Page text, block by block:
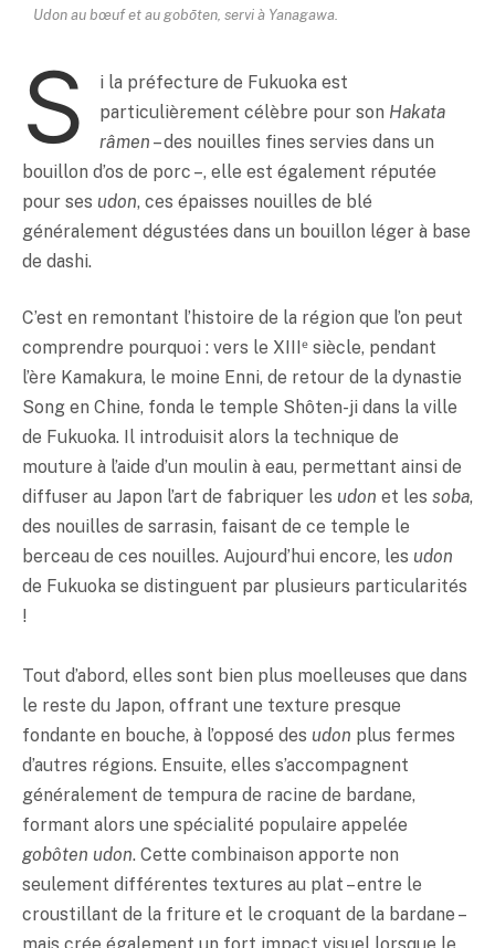
Udon au bœuf et au gobōten, servi à Yanagawa.
S
i la préfecture de Fukuoka est
particulièrement célèbre pour son Hakata
râmen – des nouilles fines servies dans un
bouillon d’os de porc –, elle est également réputée
pour ses udon, ces épaisses nouilles de blé
généralement dégustées dans un bouillon léger à base
de dashi.
C’est en remontant l’histoire de la région que l’on peut
comprendre pourquoi : vers le XIIIᵉ siècle, pendant
l’ère Kamakura, le moine Enni, de retour de la dynastie
Song en Chine, fonda le temple Shôten-ji dans la ville
de Fukuoka. Il introduisit alors la technique de
mouture à l’aide d’un moulin à eau, permettant ainsi de
diffuser au Japon l’art de fabriquer les udon et les soba,
des nouilles de sarrasin, faisant de ce temple le
berceau de ces nouilles. Aujourd’hui encore, les udon
de Fukuoka se distinguent par plusieurs particularités
!
Tout d’abord, elles sont bien plus moelleuses que dans
le reste du Japon, offrant une texture presque
fondante en bouche, à l’opposé des udon plus fermes
d’autres régions. Ensuite, elles s’accompagnent
généralement de tempura de racine de bardane,
formant alors une spécialité populaire appelée
gobôten udon. Cette combinaison apporte non
seulement différentes textures au plat – entre le
croustillant de la friture et le croquant de la bardane –